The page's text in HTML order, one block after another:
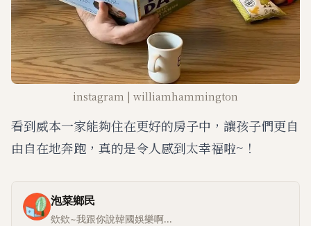
instagram | williamhammington
看到威本一家能夠住在更好的房子中，讓孩子們更自
由自在地奔跑，真的是令人感到太幸福啦~！
泡菜鄉民
欸欸~我跟你說韓國娛樂啊...